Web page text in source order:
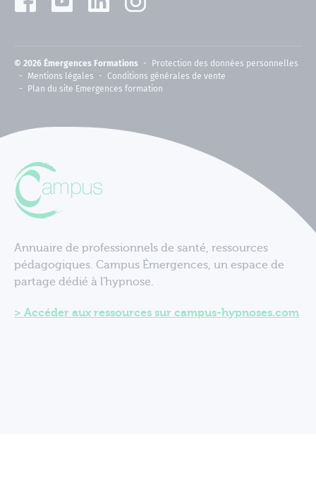
© 2026 Émergences Formations
Protection des données personnelles
Mentions légales
Conditions générales de vente
Plan du site Emergences formation
Annuaire de professionnels de santé, ressources
pédagogiques. Campus Émergences, un espace de
partage dédié à l'hypnose.
Accéder aux ressources sur campus-hypnoses.com